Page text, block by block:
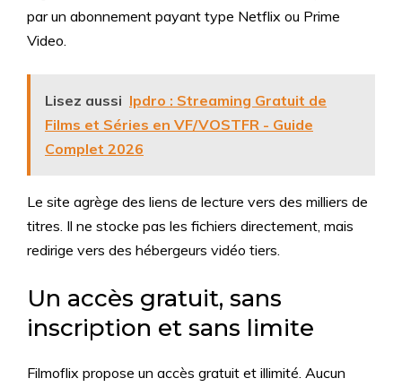
par un abonnement payant type Netflix ou Prime
Video.
Lisez aussi Ipdro : Streaming Gratuit de
Films et Séries en VF/VOSTFR - Guide
Complet 2026
Le site agrège des liens de lecture vers des milliers de
titres. Il ne stocke pas les fichiers directement, mais
redirige vers des hébergeurs vidéo tiers.
Un accès gratuit, sans
inscription et sans limite
Filmoflix propose un accès gratuit et illimité. Aucun